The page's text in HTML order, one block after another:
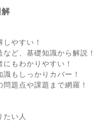
解
やすい！
ど、基礎知識から解説！
もわかりやすい！
もしっかりカバー！
題点や課題まで網羅！
たい人